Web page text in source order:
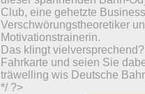
Club, eine gehetzte
Verschwörungstheoretiker
Motivationstrainerin.
Das klingt
Fahrkarte und seien Sie
träwelling wis Deutsche
*/ ?>